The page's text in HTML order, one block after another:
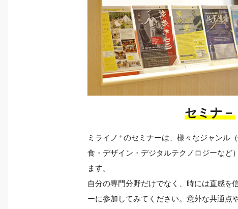
セミナ－
ミライノ ＋のセミナーは、様々なジャンル
食・デザイン・デジタルテクノロジーなど
ます。
自分の専門分野だけでなく、時には直感を
ーに参加してみてください。意外な共通点